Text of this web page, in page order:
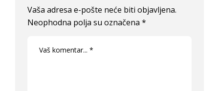
Vaša adresa e-pošte neće biti objavljena.
Neophodna polja su označena*